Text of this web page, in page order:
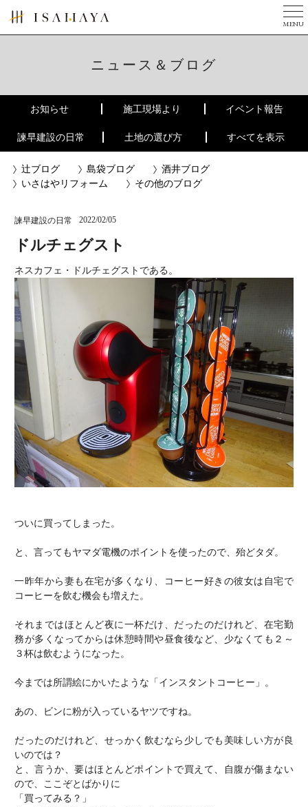
MENU
美しい家とは
３つのチカラ
現場ニュース
ニュース
お問い合せ
電話でお問い合わせ
ニュース＆ブログ
お知らせ 施工現場より イベント報告
諫早建設の日常 土地の選び方 すべてを表示
辻ブログ 島袋ブログ
酒井ブログ
いさはやリフォーム
その他のブログ
諫早建設の日常 2022/02/05
ドルチェグスト
ネスカフェ・ドルチェグストである。
ついに買ってしまった。
と、言ってもヤマダ電機のポイントを使ったので、殆どタダ。
一昨年から妻も在宅が多くなり、コーヒー好きの彼女は自宅で
コーヒーを飲む機会も増えた。
それまではほとんど夜に一杯だけ、だったのだけれど、在宅勤
務が多くなってからは休憩時間や昼食後など、少なくても２～
３杯は飲むようになった。
今までは所謂絵にかいたような「インスタントコーヒー」。
あの、ビンに粉が入っているヤツですね。
だったのだけれど、せっかく飲むなら少しでも美味しい方が良
いのでは？
と、言うか、要はほとんどポイントで買えて、自腹が傷まない
ので、ここぞとばかりに
「買ってみる？」